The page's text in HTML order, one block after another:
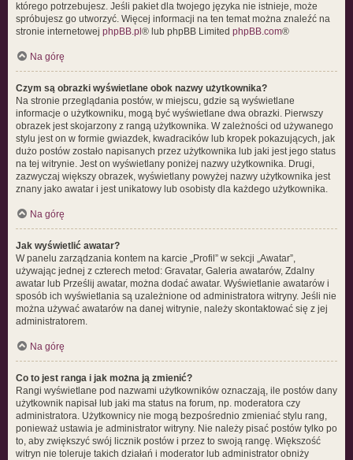
którego potrzebujesz. Jeśli pakiet dla twojego języka nie istnieje, może
spróbujesz go utworzyć. Więcej informacji na ten temat można znaleźć na
stronie internetowej phpBB.pl ® lub phpBB Limited phpBB.com®
Na górę
Czym są obrazki wyświetlane obok nazwy użytkownika?
Na stronie przeglądania postów, w miejscu, gdzie są wyświetlane
informacje o użytkowniku, mogą być wyświetlane dwa obrazki. Pierwszy
obrazek jest skojarzony z rangą użytkownika. W zależności od używanego
stylu jest on w formie gwiazdek, kwadracików lub kropek pokazujących, jak
dużo postów zostało napisanych przez użytkownika lub jaki jest jego status
na tej witrynie. Jest on wyświetlany poniżej nazwy użytkownika. Drugi,
zazwyczaj większy obrazek, wyświetlany powyżej nazwy użytkownika jest
znany jako awatar i jest unikatowy lub osobisty dla każdego użytkownika.
Na górę
Jak wyświetlić awatar?
W panelu zarządzania kontem na karcie „Profil” w sekcji „Awatar”,
używając jednej z czterech metod: Gravatar, Galeria awatarów, Zdalny
awatar lub Prześlij awatar, można dodać awatar. Wyświetlanie awatarów i
sposób ich wyświetlania są uzależnione od administratora witryny. Jeśli nie
można używać awatarów na danej witrynie, należy skontaktować się z jej
administratorem.
Na górę
Co to jest ranga i jak można ją zmienić?
Rangi wyświetlane pod nazwami użytkowników oznaczają, ile postów dany
użytkownik napisał lub jaki ma status na forum, np. moderatora czy
administratora. Użytkownicy nie mogą bezpośrednio zmieniać stylu rang,
ponieważ ustawia je administrator witryny. Nie należy pisać postów tylko po
to, aby zwiększyć swój licznik postów i przez to swoją rangę. Większość
witryn nie toleruje takich działań i moderator lub administrator obniży